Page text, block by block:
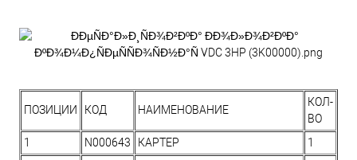
ПОЗИЦИИ КОД НАИМЕНОВАНИЕ
КОЛ-
ВО
1
N000643 КАРТЕР
1